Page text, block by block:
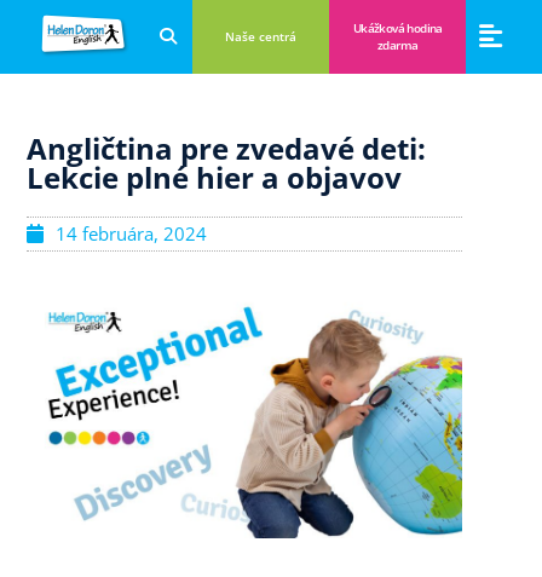
Naše centrá
Ukážková hodina
zdarma
Angličtina pre zvedavé deti:
Lekcie plné hier a objavov
14 februára, 2024